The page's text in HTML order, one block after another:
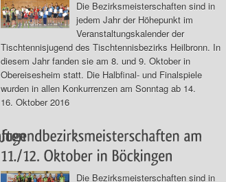
Die Bezirksmeisterschaften sind in
jedem Jahr der Höhepunkt im
Veranstaltungskalender der
Tischtennisjugend des Tischtennisbezirks Heilbronn. In
diesem Jahr fanden sie am 8. und 9. Oktober in
Obereisesheim statt. Die Halbfinal- und Finalspiele
wurden in allen Konkurrenzen am Sonntag ab 14.
16. Oktober 2016
Die Bezirksmeisterschaften sind in